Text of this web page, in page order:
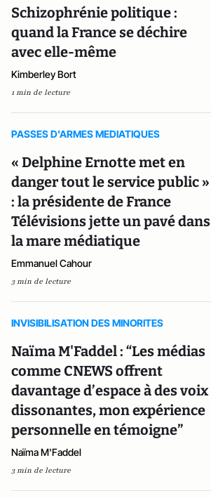
Schizophrénie politique :
quand la France se déchire
avec elle-même
Kimberley Bort
1 min de lecture
PASSES D'ARMES MEDIATIQUES
« Delphine Ernotte met en
danger tout le service public »
: la présidente de France
Télévisions jette un pavé dans
la mare médiatique
Emmanuel Cahour
3 min de lecture
INVISIBILISATION DES MINORITES
Naïma M'Faddel : “Les médias
comme CNEWS offrent
davantage d’espace à des voix
dissonantes, mon expérience
personnelle en témoigne”
Naïma M'Faddel
3 min de lecture